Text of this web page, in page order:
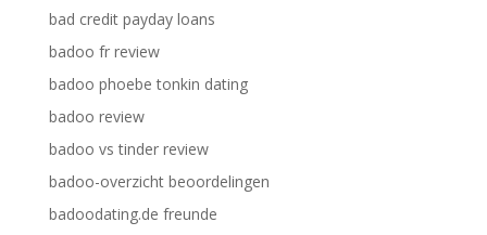
bad credit payday loans
badoo fr review
badoo phoebe tonkin dating
badoo review
badoo vs tinder review
badoo-overzicht beoordelingen
badoodating.de freunde